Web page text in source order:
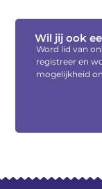
Wil jij ook
Word lid van
registreer en
mogelijkheid